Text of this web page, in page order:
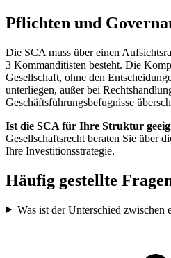
Pflichten und
Die SCA muss über einen
3 Kommanditisten besteht. Die
Gesellschaft, ohne den
unterliegen, außer bei
Geschäftsführungsbefugnisse
Ist die SCA für Ihre Struktur
Gesellschaftsrecht beraten Sie über
Ihre Investitionsstrategie.
Häufig gestellte
Was ist der Unterschied zwischen